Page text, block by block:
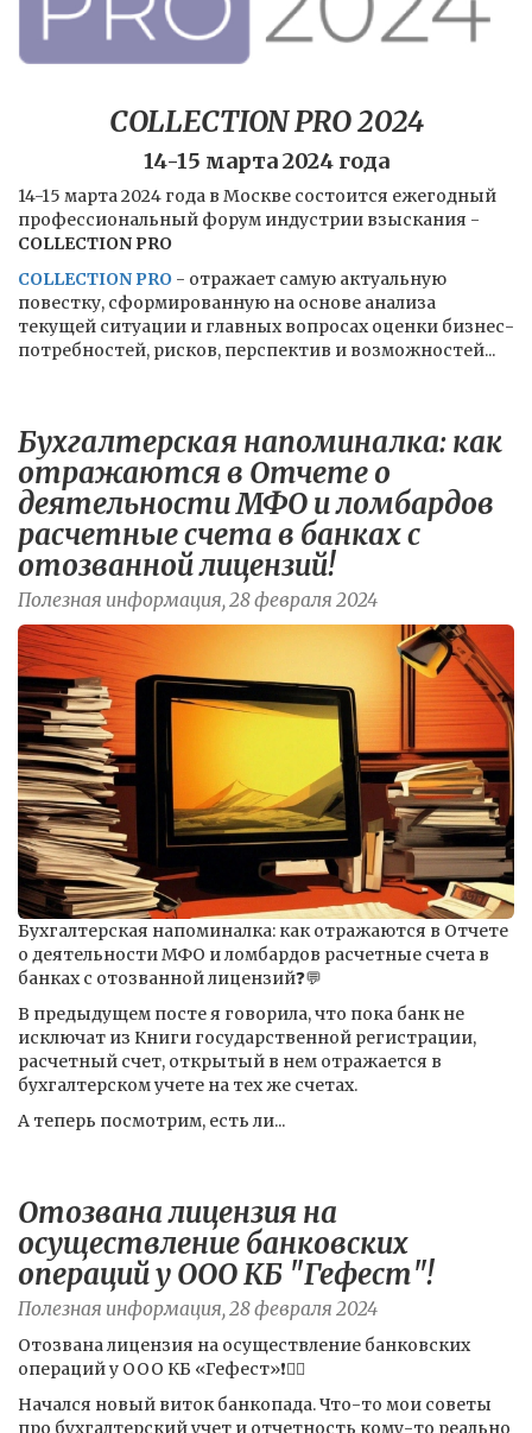
COLLECTION PRO 2024
14-15 марта 2024 года
14-15 марта 2024 года в Москве состоится ежегодный
профессиональный форум индустрии взыскания -
COLLECTION PRO
COLLECTION PRO - отражает самую актуальную
повестку, сформированную на основе анализа
текущей ситуации и главных вопросах оценки бизнес-
потребностей, рисков, перспектив и возможностей...
Бухгалтерская напоминалка: как
отражаются в Отчете о
деятельности МФО и ломбардов
расчетные счета в банках с
отозванной лицензий!
Полезная информация, 28 февраля 2024
Бухгалтерская напоминалка: как отражаются в Отчете
о деятельности МФО и ломбардов расчетные счета в
банках с отозванной лицензий❓💬
В предыдущем посте я говорила, что пока банк не
исключат из Книги государственной регистрации,
расчетный счет, открытый в нем отражается в
бухгалтерском учете на тех же счетах.
А теперь посмотрим, есть ли...
Отозвана лицензия на
осуществление банковских
операций у ООО КБ "Гефест"!
Полезная информация, 28 февраля 2024
Отозвана лицензия на осуществление банковских
операций у ООО КБ «Гефест»❗️🤦‍♀️
Начался новый виток банкопада. Что-то мои советы
про бухгалтерский учет и отчетность кому-то реально